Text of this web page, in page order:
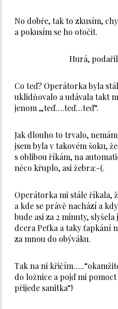
No dobře, tak to zkusím,
a pokusím se ho otočit.
Hurá,
Co teď? Operátorka byla
uklidňovalo a udávala takt
jenom „teď….teď…teď“.
Jak dlouho to trvalo,
jsem byla v takovém šoku,
s oblibou říkám, na
něco křuplo, asi žebra:-(.
Operátorka mi stále říkala,
a kde se právě nachází a
bude asi za 2 minuty, slyšela
dcera Peťka a taky ťapkání
za mnou do obýváku.
Tak na ni
do ložnice a pojď mi
přijede sanitka“!